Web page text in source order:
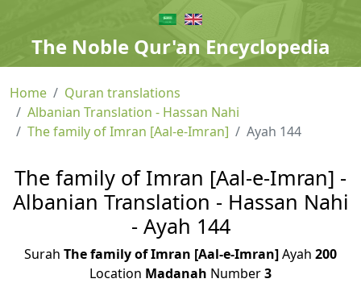
The Noble Qur'an Encyclopedia
Home
Quran translations
Albanian Translation - Hassan Nahi
The family of Imran [Aal-e-Imran]
Ayah 144
The family of Imran [Aal-e-Imran] -
Albanian Translation - Hassan Nahi
- Ayah 144
Surah The family of Imran [Aal-e-Imran]Ayah 200
Location Madanah Number3